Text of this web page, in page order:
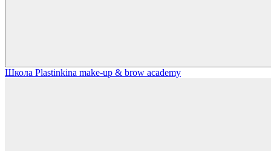
Школа Plastinkina make-up & brow academy